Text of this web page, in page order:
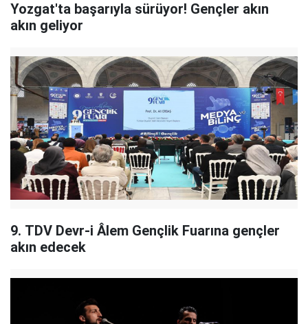
Yozgat'ta başarıyla sürüyor! Gençler akın
akın geliyor
9. TDV Devr-i Âlem Gençlik Fuarına gençler
akın edecek